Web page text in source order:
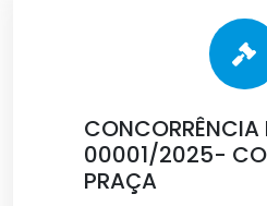
CONCORRÊNCIA
00001/2025-
PRAÇA